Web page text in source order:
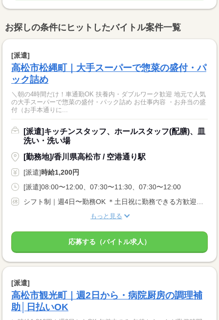
お探しの条件にヒットしたバイトル案件一覧
[派遣]
高松市松縄町｜大手スーパーで惣菜の盛付・パ
ック詰め
＼朝の4時間だけ！車通勤OK 扶養内・ダブルワーク歓迎 地元で人気
の大手スーパーで惣菜の盛付・パック詰め お仕事内容 ・お弁当の盛
付（お手本通りに...
[派遣]キッチンスタッフ、ホールスタッフ(配膳)、皿
洗い・洗い場
[勤務地]/香川県高松市 / 空港通り駅
[派遣]時給1,200円
[派遣]08:00〜12:00、07:30〜11:30、07:30〜12:00
もっと見る
応募する（バイトル求人）
[派遣]
高松市観光町｜週2日から・病院厨房の調理補
助│日払いOK